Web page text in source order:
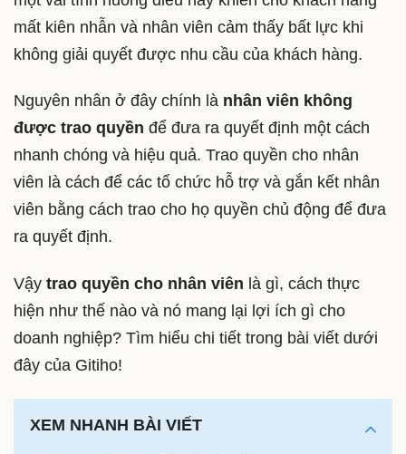
mất kiên nhẫn và nhân viên cảm thấy bất lực khi
không giải quyết được nhu cầu của khách hàng.
Nguyên nhân ở đây chính là nhân viên không
được trao quyền để đưa ra quyết định một cách
nhanh chóng và hiệu quả. Trao quyền cho nhân
viên là cách để các tổ chức hỗ trợ và gắn kết nhân
viên bằng cách trao cho họ quyền chủ động để đưa
ra quyết định.
Vậy trao quyền cho nhân viên là gì, cách thực
hiện như thế nào và nó mang lại lợi ích gì cho
doanh nghiệp? Tìm hiểu chi tiết trong bài viết dưới
đây của Gitiho!
XEM NHANH BÀI VIẾT